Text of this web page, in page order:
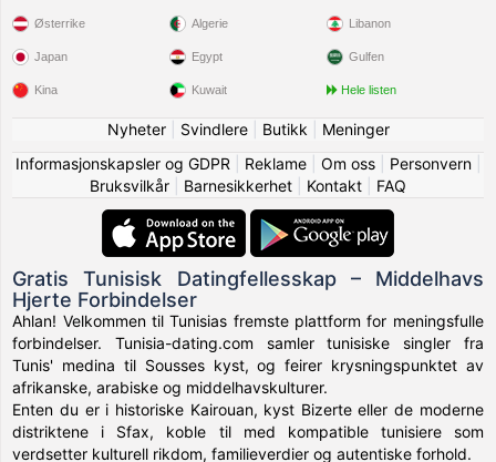
Østerrike
Japan
Kina
Algerie
Egypt
Kuwait
Libanon
Gulfen
Hele listen
Nyheter| Svindlere| Butikk
Meninger
Informasjonskapsler og GDPR
Reklame| Om oss| Personvern|
Bruksvilkår
Barnesikkerhet Kontakt FAQ
Gratis Tunisisk Datingfellesskap – Middelhavs
Hjerte Forbindelser
Ahlan! Velkommen til Tunisias fremste plattform for meningsfulle
forbindelser. Tunisia-dating.com samler tunisiske singler fra
Tunis' medina til Sousses kyst, og feirer krysningspunktet av
afrikanske, arabiske og middelhavskulturer.
Enten du er i historiske Kairouan, kyst Bizerte eller de moderne
distriktene i Sfax, koble til med kompatible tunisiere som
verdsetter kulturell rikdom, familieverdier og autentiske forhold.